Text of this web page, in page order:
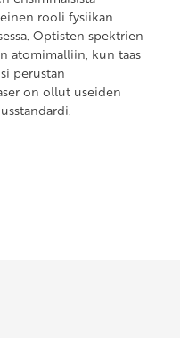
rooli fysiikan
Optisten spektrien
atomimalliin, kun taas
perustan
on ollut useiden